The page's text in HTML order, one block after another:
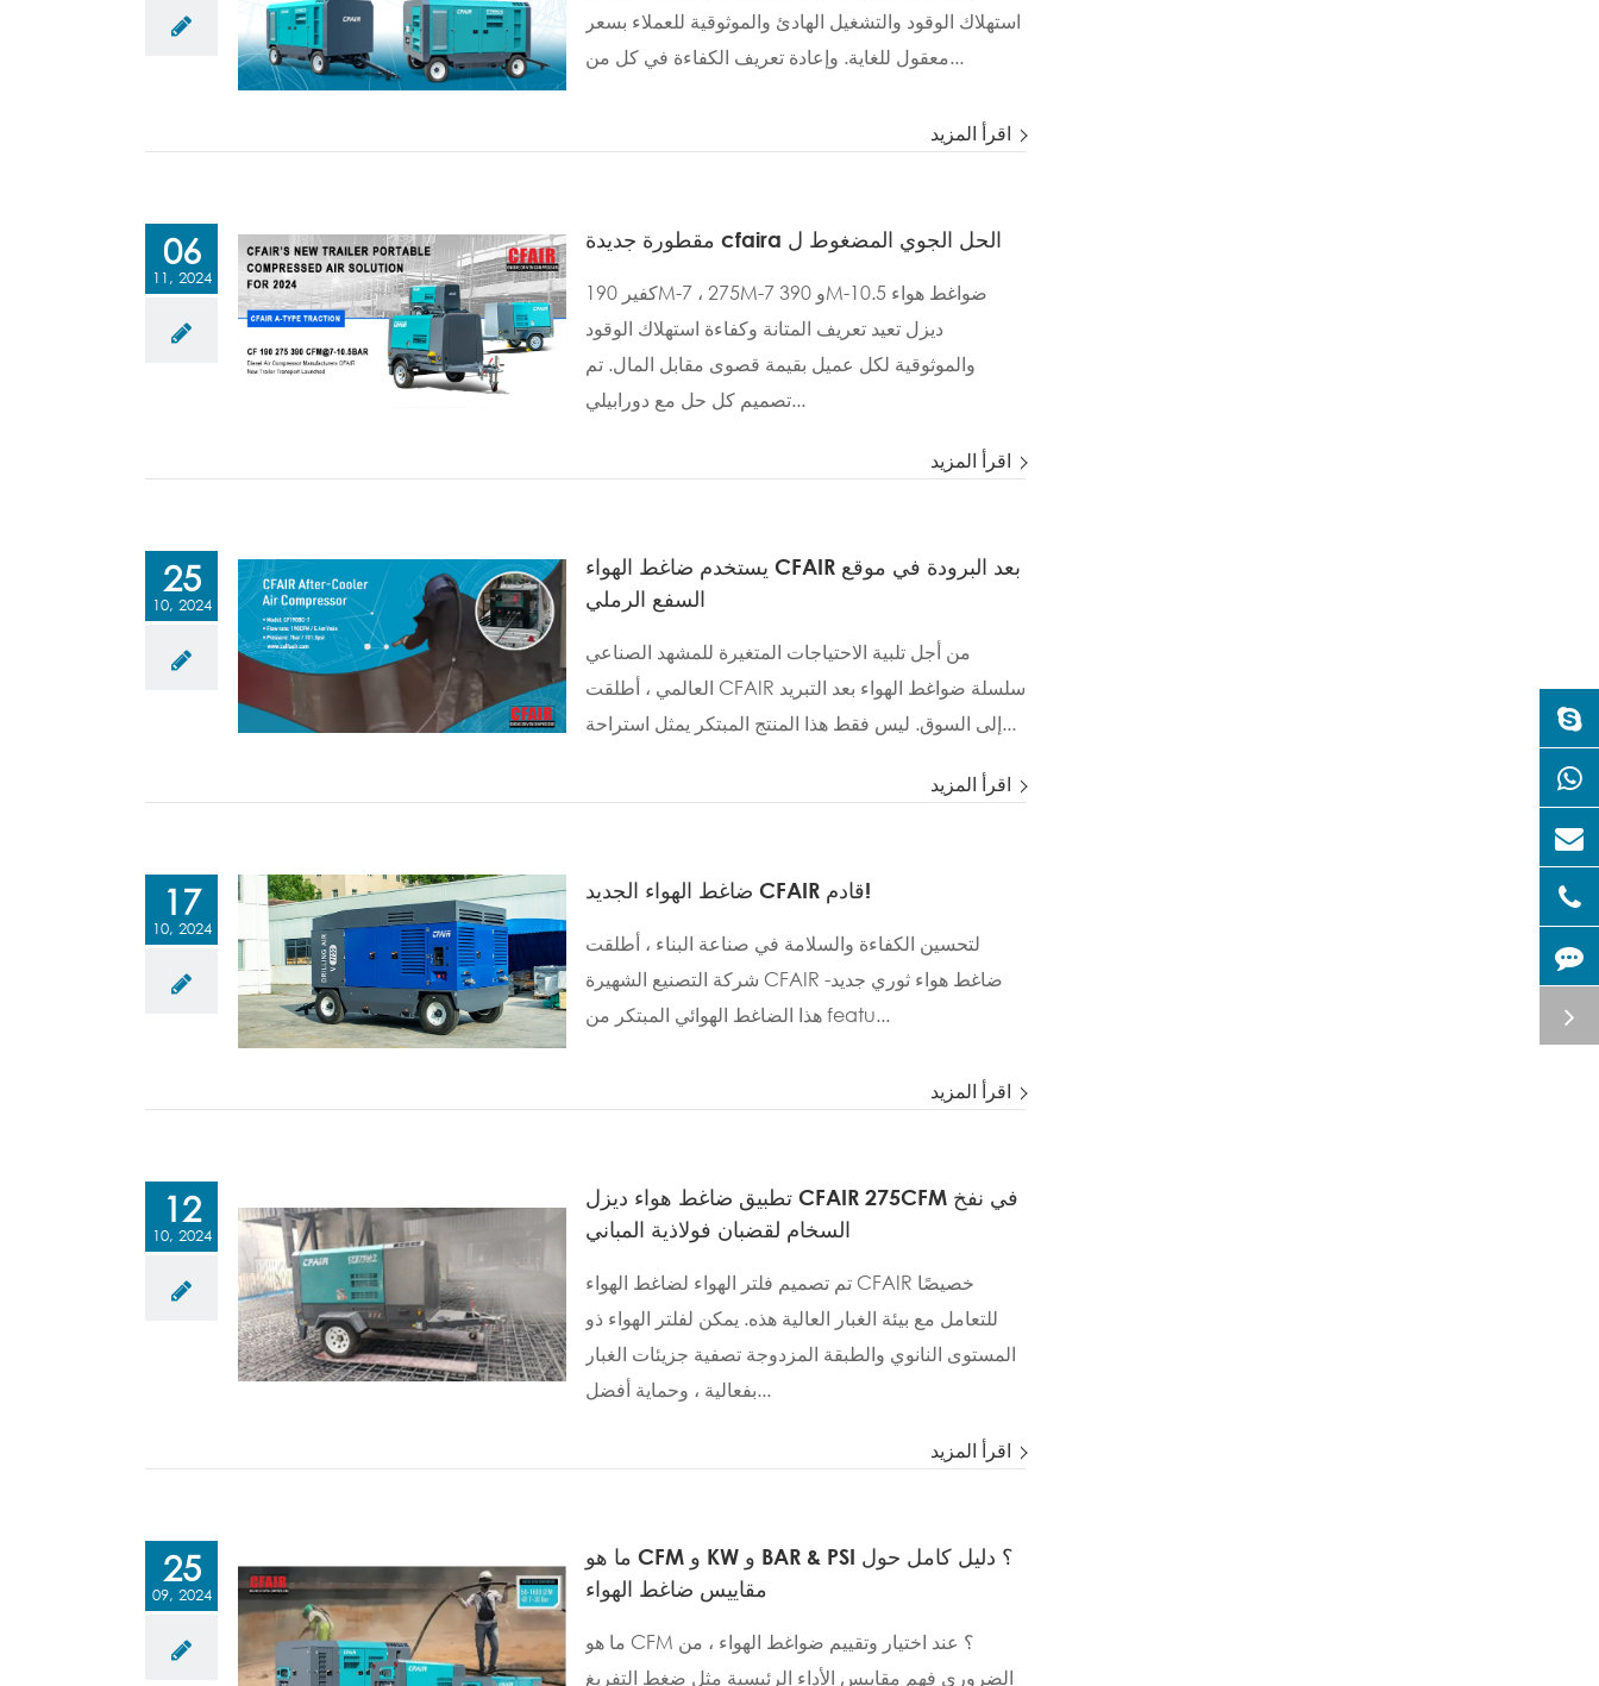
استهلاك الوقود والتشغيل الهادئ والموثوقية للعملاء بسعر
معقول للغاية. وإعادة تعريف الكفاءة في كل من...
06
11, 2024
مقطورة جديدة cfaira الحل الجوي المضغوط ل
كفير 190M-7 ، 275M-7 و 390M-10.5 ضواغط هواء
ديزل تعيد تعريف المتانة وكفاءة استهلاك الوقود
والموثوقية لكل عميل بقيمة قصوى مقابل المال. تم
تصميم كل حل مع دورابيلي...
25
10, 2024
يستخدم ضاغط الهواء CFAIR بعد البرودة في موقع
السفع الرملي
من أجل تلبية الاحتياجات المتغيرة للمشهد الصناعي
العالمي ، أطلقت CFAIR سلسلة ضواغط الهواء بعد التبريد
إلى السوق. ليس فقط هذا المنتج المبتكر يمثل استراحة...
17
10, 2024
ضاغط الهواء الجديد CFAIR قادم!
لتحسين الكفاءة والسلامة في صناعة البناء ، أطلقت
شركة التصنيع الشهيرة CFAIR ضاغط هواء ثوري جديد-
هذا الضاغط الهوائي المبتكر من featu...
12
10, 2024
تطبيق ضاغط هواء ديزل CFAIR 275CFM في نفخ
السخام لقضبان فولاذية المباني
تم تصميم فلتر الهواء لضاغط الهواء CFAIR خصيصًا
للتعامل مع بيئة الغبار العالية هذه. يمكن لفلتر الهواء ذو
المستوى النانوي والطبقة المزدوجة تصفية جزيئات الغبار
بفعالية ، وحماية أفضل...
25
09, 2024
ما هو CFM و KW و BAR & PSI ؟ دليل كامل حول
مقاييس ضاغط الهواء
ما هو CFM ؟ عند اختيار وتقييم ضواغط الهواء ، من
الضروري فهم مقاييس الأداء الرئيسية مثل ضغط التفريغ